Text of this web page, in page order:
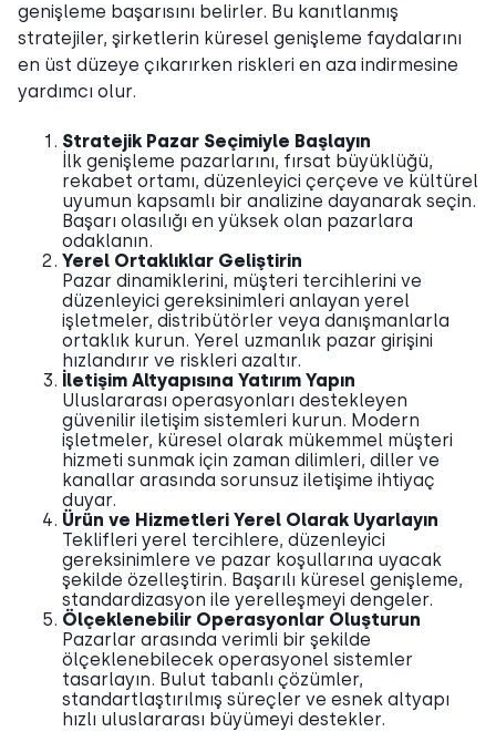
genişleme başarısını belirler. Bu kanıtlanmış
stratejiler, şirketlerin küresel genişleme faydalarını
en üst düzeye çıkarırken riskleri en aza indirmesine
yardımcı olur.
Stratejik Pazar Seçimiyle Başlayın
İlk genişleme pazarlarını, fırsat büyüklüğü,
rekabet ortamı, düzenleyici çerçeve ve kültürel
uyumun kapsamlı bir analizine dayanarak seçin.
Başarı olasılığı en yüksek olan pazarlara
odaklanın.
Yerel Ortaklıklar Geliştirin
Pazar dinamiklerini, müşteri tercihlerini ve
düzenleyici gereksinimleri anlayan yerel
işletmeler, distribütörler veya danışmanlarla
ortaklık kurun. Yerel uzmanlık pazar girişini
hızlandırır ve riskleri azaltır.
İletişim Altyapısına Yatırım Yapın
Uluslararası operasyonları destekleyen
güvenilir iletişim sistemleri kurun. Modern
işletmeler, küresel olarak mükemmel müşteri
hizmeti sunmak için zaman dilimleri, diller ve
kanallar arasında sorunsuz iletişime ihtiyaç
duyar.
Ürün ve Hizmetleri Yerel Olarak Uyarlayın
Teklifleri yerel tercihlere, düzenleyici
gereksinimlere ve pazar koşullarına uyacak
şekilde özelleştirin. Başarılı küresel genişleme,
standardizasyon ile yerelleşmeyi dengeler.
Ölçeklenebilir Operasyonlar Oluşturun
Pazarlar arasında verimli bir şekilde
ölçeklenebilecek operasyonel sistemler
tasarlayın. Bulut tabanlı çözümler,
standartlaştırılmış süreçler ve esnek altyapı
hızlı uluslararası büyümeyi destekler.